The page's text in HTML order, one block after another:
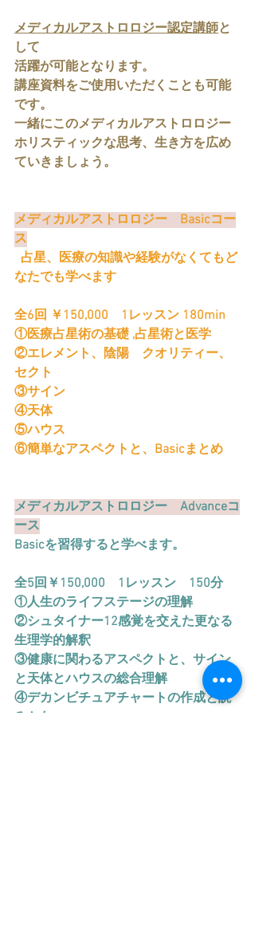
メディカルアストロロジー認定講師と
して
活躍が可能となります。
講座資料をご使用いただくことも可能
です。
一緒にこのメディカルアストロロジー
ホリスティックな思考、生き方を広め
ていきましょう。
メディカルアストロロジー　Basicコー
ス
なたでも学べます
全6回 ￥150,000　1レッスン 180min
①医療占星術の基礎 ,占星術と医学
②エレメント、陰陽　クオリティー、
セクト
③サイン
④天体
⑤ハウス
⑥簡単なアスペクトと、Basicまとめ
メディカルアストロロジー　Advanceコ
ース
Basicを習得すると学べます。
全5回￥150,000　1レッスン　150分
①人生のライフステージの理解
②シュタイナー12感覚を交えた更なる
生理学的解釈
③健康に関わるアスペクトと、サイン
と天体とハウスの総合理解
④デカンビチュアチャートの作成と読
みかた